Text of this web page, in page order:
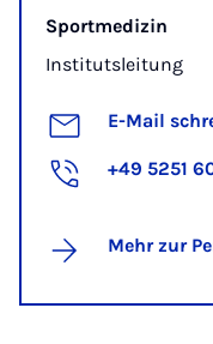
Sportmedizin
Institutsleitung
E-Mail
+49 5251
Mehr zur